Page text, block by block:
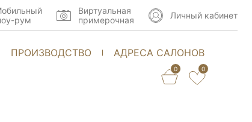
ПРОИЗВОДСТВО АДРЕСА САЛОНОВ
0 0
рум
Виртуальная
примерочная
Личный кабинет